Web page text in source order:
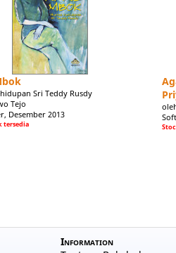
Sri Teddy Rusdy
Tejo
Desember 2013
tersedia
Information